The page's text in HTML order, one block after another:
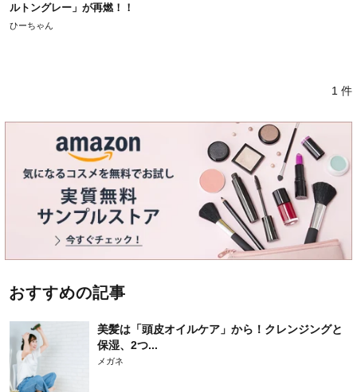
ルトングレー」が再燃！！
ひーちゃん
1 件
おすすめの記事
美髪は「頭皮オイルケア」から！クレンジングと
保湿、2つ...
メガネ